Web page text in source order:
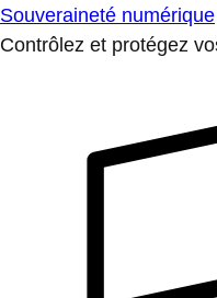
Souveraineté numérique
Contrôlez et protégez